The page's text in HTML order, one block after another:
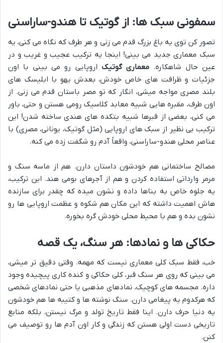
سمفونی سبک ها: از گوتیک تا هندو-ساراسنی
تصور کن توی یه باغ بزرگ قدم می زنی و هر طرف که نگاه می کنی، یه
سبک معماری جدید می بینی! اینجا یه ترکیب عجیب و غریب و در
عین حال شاهکاره. معماری گوتیک اروپایی رو می بینی با اون
جزئیات و ظرافت های خاص خودش، بعدش یهو با ابلیسک های
بلند مصری مواجه میشی، انگار که تو مصر باستان قدم می زنی. از
اون طرف، مقبره هایی شبیه معابد کلاسیک رومی هستن و حتی، باور
می کنی، بعضی از قبرها شبیه بتکده های هندی ساخته شدن! این
ترکیب بی نظیر از سبک های اروپایی (مثل گوتیک، یونانی، مصری) با
عناصر محلی هندو-ساراسنی، واقعاً آدم رو شگفت زده می کنه.
مصالح ساختمانی هم خودشون داستان دارن. هم از ماسه سنگ و
مرمر وارداتی استفاده کردن و هم از آجرهای بومی هند. این ترکیب،
یه جلوه خاص به بناها داده و نشون میده که چقدر برای سازنده
هاش اهمیت داشته که این مکان هم شکوه و عظمت اروپایی ها رو
نشون بده و هم با محیط محلی خودش گره بخوره.
حکاکی ها و نمادها: هر سنگ، یک قصه
خب، فقط سبک کلی معماری نیست که مهمه. وقتی دقیق تر میشی،
می بینی که روی هر سنگ قبر، کلی حکاکی و کنده کاری پیچیده وجود
داره. مجسمه های کوچیک، نمادهای مذهبی یا حتی نمادهای شخصی
که هرکدوم یه پیغامی دارن. سنگ نوشته ها و کتیبه ها هم خودشون
یه دنیا حرف دارن. اینا فقط تاریخ تولد و مرگ نیستن، بلکه منابع
تاریخی دست اولی هستن که زندگی و کار اون آدم ها رو توصیف می
کنن.